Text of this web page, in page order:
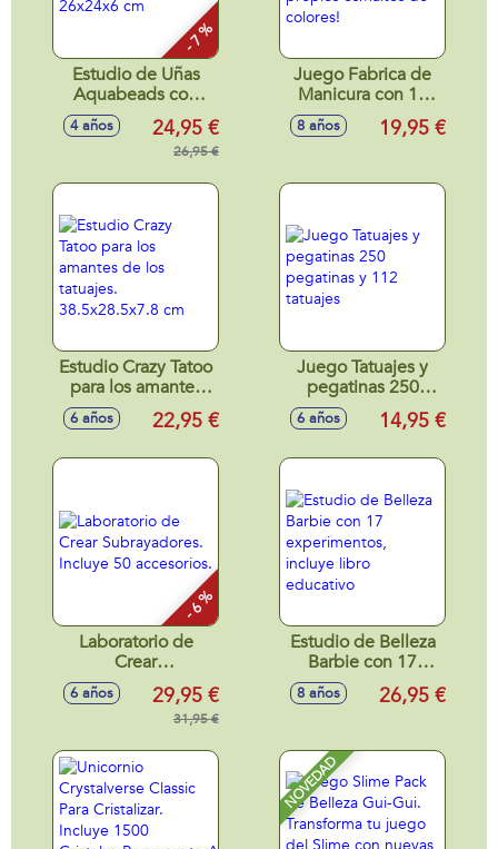
- 7 %
Estudio de Uñas
Aquabeads con
mas de 60 diseños.
26x24x6 cm
4 años 24,95 €
26,95 €
Juego Fabrica de
Manicura con 10
actividades ¡crea
tus propios
8 años 19,95 €
Estudio Crazy Tatoo
para los amantes
de los tatuajes.
38.5x28.5x7.8 cm
6 años 22,95 €
Juego Tatuajes y
pegatinas 250
pegatinas y 112
tatuajes
6 años 14,95 €
- 6 %
Laboratorio de
Crear
Subrayadores.
Incluye 50
accesorios.
6 años 29,95 €
31,95 €
Estudio de Belleza
Barbie con 17
experimentos,
incluye libro
8 años 26,95 €
NOVEDAD